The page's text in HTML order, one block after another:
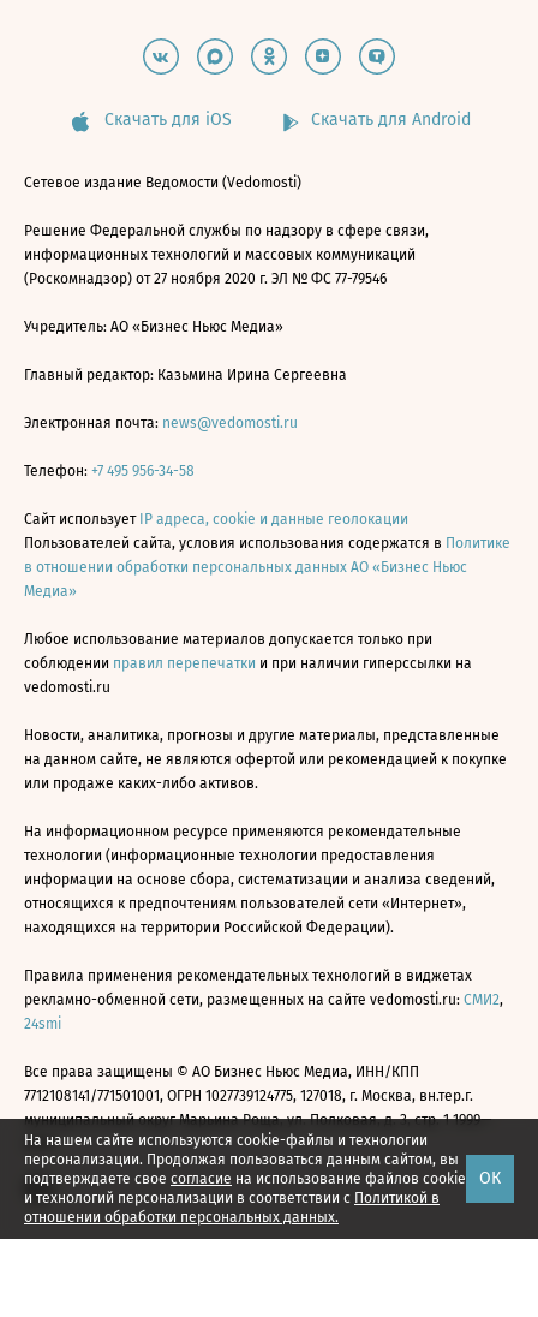
На нашем сайте используются cookie-файлы и технологии
персонализации. Продолжая пользоваться данным сайтом, вы
подтверждаете свое согласие на использование файлов cookie
и технологий персонализации в соответствии с Политикой в
отношении обработки персональных данных.
ОК
Скачать для iOS Скачать для Android
Сетевое издание Ведомости (Vedomosti)
Решение Федеральной службы по надзору в сфере связи,
информационных технологий и массовых коммуникаций
(Роскомнадзор) от 27 ноября 2020 г. ЭЛ № ФС 77-79546
Учредитель: АО «Бизнес Ньюс Медиа»
Главный редактор: Казьмина Ирина Сергеевна
Электронная почта: news@vedomosti.ru
Телефон: +7 495 956-34-58
Сайт использует IP адреса, cookie и данные геолокации
Пользователей сайта, условия использования содержатся в Политике
в отношении обработки персональных данных АО «Бизнес Ньюс
Медиа»
Любое использование материалов допускается только при
соблюдении правил перепечатки и при наличии гиперссылки на
vedomosti.ru
Новости, аналитика, прогнозы и другие материалы, представленные
на данном сайте, не являются офертой или рекомендацией к покупке
или продаже каких-либо активов.
На информационном ресурсе применяются рекомендательные
технологии (информационные технологии предоставления
информации на основе сбора, систематизации и анализа сведений,
относящихся к предпочтениям пользователей сети «Интернет»,
находящихся на территории Российской Федерации).
Правила применения рекомендательных технологий в виджетах
рекламно-обменной сети, размещенных на сайте vedomosti.ru: СМИ2,
24smi
Все права защищены © АО Бизнес Ньюс Медиа, ИНН/КПП
7712108141/771501001, ОГРН 1027739124775, 127018, г. Москва, вн.тер.г.
муниципальный округ Марьина Роща, ул. Полковая, д. 3, стр. 1 1999—
2026